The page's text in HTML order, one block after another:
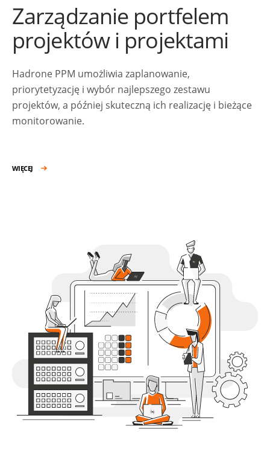
Zarządzanie portfelem
projektów i projektami
Hadrone PPM umożliwia zaplanowanie,
priorytetyzację i wybór najlepszego zestawu
projektów, a później skuteczną ich realizację i bieżące
monitorowanie.
WIĘCEJ